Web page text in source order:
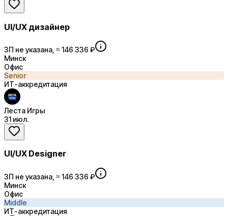
UI/UX дизайнер
ЗП не указана, ≈ 146 336 ₽
Минск
Офис
Senior
ИТ-аккредитация
Леста Игры
31 июл.
UI/UX Designer
ЗП не указана, ≈ 146 336 ₽
Минск
Офис
Middle
ИТ-аккредитация